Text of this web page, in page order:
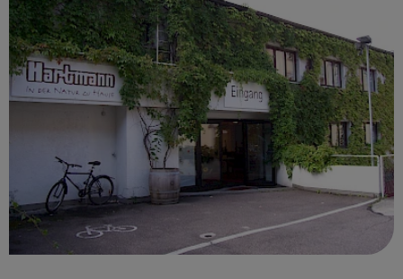
UNSER LEITZEICHEN
HÄNDLER
HERSTELLER
MITGLIED WERDEN
HÄNDLER FINDEN
ÖKOLOGISCH EINRICHTEN
ÜBERBLICK
MASSIVHOLZMÖBEL